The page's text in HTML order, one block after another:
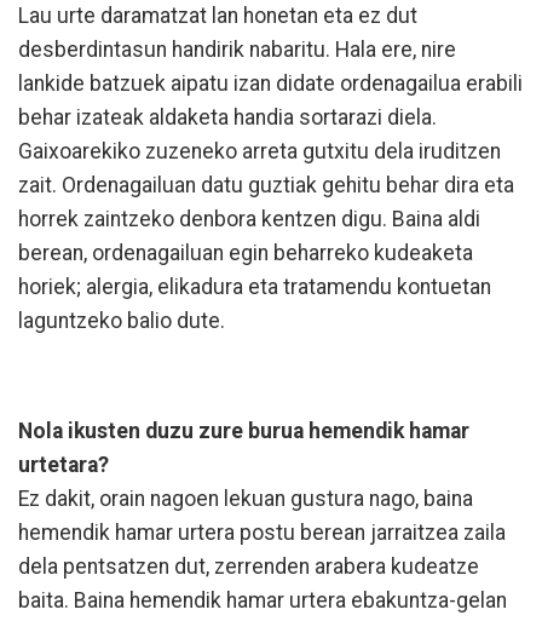
Lau urte daramatzat lan honetan eta ez dut
desberdintasun handirik nabaritu. Hala ere, nire
lankide batzuek aipatu izan didate ordenagailua erabili
behar izateak aldaketa handia sortarazi diela.
Gaixoarekiko zuzeneko arreta gutxitu dela iruditzen
zait. Ordenagailuan datu guztiak gehitu behar dira eta
horrek zaintzeko denbora kentzen digu. Baina aldi
berean, ordenagailuan egin beharreko kudeaketa
horiek; alergia, elikadura eta tratamendu kontuetan
laguntzeko balio dute.
Nola ikusten duzu zure burua hemendik hamar
urtetara?
Ez dakit, orain nagoen lekuan gustura nago, baina
hemendik hamar urtera postu berean jarraitzea zaila
dela pentsatzen dut, zerrenden arabera kudeatze
baita. Baina hemendik hamar urtera ebakuntza-gelan